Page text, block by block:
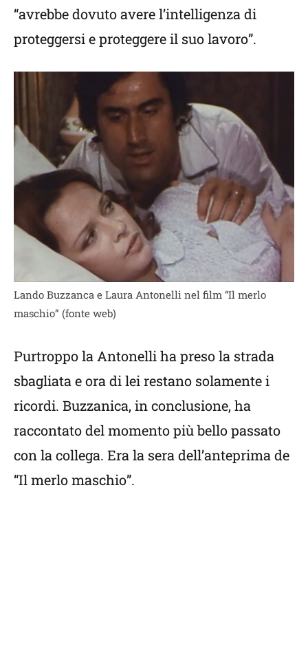
“avrebbe dovuto avere l’intelligenza di
proteggersi e proteggere il suo lavoro”.
Lando Buzzanca e Laura Antonelli nel film “Il merlo
maschio” (fonte web)
Purtroppo la Antonelli ha preso la strada
sbagliata e ora di lei restano solamente i
ricordi. Buzzanica, in conclusione, ha
raccontato del momento più bello passato
con la collega. Era la sera dell’anteprima de
“Il merlo maschio”.